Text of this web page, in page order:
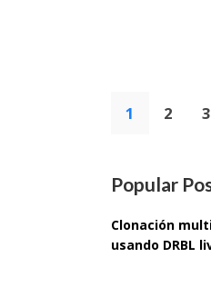
Paginación
1 2 3
Popular
Clonación
usando DRBL